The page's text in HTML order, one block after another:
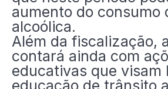
aumento do consumo
alcoólica.
Além da fiscalização,
contará ainda com
educativas que visam
educação de trânsito